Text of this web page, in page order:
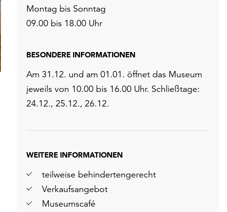
Montag bis Sonntag
09.00 bis 18.00 Uhr
BESONDERE INFORMATIONEN
Am 31.12. und am 01.01. öffnet das Museum
jeweils von 10.00 bis 16.00 Uhr. Schließtage:
24.12., 25.12., 26.12.
WEITERE INFORMATIONEN
teilweise behindertengerecht
Verkaufsangebot
Museumscafé